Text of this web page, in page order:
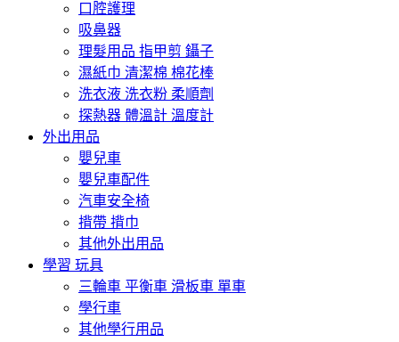
口腔護理
吸鼻器
理髮用品 指甲剪 鑷子
濕紙巾 清潔棉 棉花棒
洗衣液 洗衣粉 柔順劑
探熱器 體溫計 溫度計
外出用品
嬰兒車
嬰兒車配件
汽車安全椅
揹帶 揹巾
其他外出用品
學習 玩具
三輪車 平衡車 滑板車 單車
學行車
其他學行用品